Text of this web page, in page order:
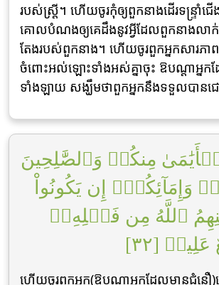
របស់ស្ត្រី។ ហើយចូរកុំឲ្យពួកនាងដើរទន្រ្ទាំជ
គោលបំណងឲ្យគេដឹងនូវអ្វីដែលពួកនាងលាក់
តែងរបស់ពួកនាង។ ហើយចូរពួកអ្នកសារភ
ចំពោះអល់ឡោះទាំងអស់គ្នាចុះ ឱបណ្តាអ្នក
ទាំងឡាយ សង្ឃឹមថាពួកអ្នកនឹងទទួលបាន
مِنكُمۡ وَٱلصَّٰلِحِينَ
وَإِمَآئِكُمۡۚ إِن يَكُونُواْ
ٱللَّهُ مِن فَضۡلِهِۦۗ
[٣٢]
ហើយចូរពួកអ្នក(ឱបណ្តាអ្នកដែលមានជំនឿ)រ